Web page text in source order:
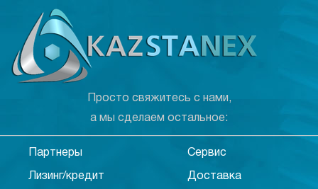
Просто свяжитесь с нами,
а мы сделаем остальное:
Партнеры Сервис
Лизинг/кредит Доставка